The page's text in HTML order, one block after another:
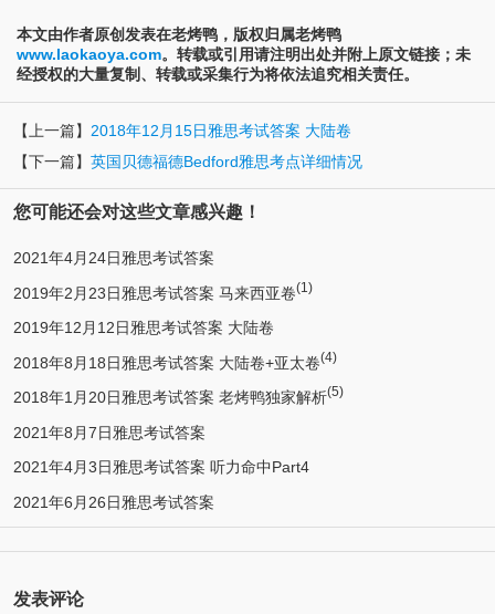
本文由作者原创发表在老烤鸭，版权归属老烤鸭
www.laokaoya.com。转载或引用请注明出处并附上原文链接；未
经授权的大量复制、转载或采集行为将依法追究相关责任。
【上一篇】 2018年12月15日雅思考试答案 大陆卷
【下一篇】 英国贝德福德Bedford雅思考点详细情况
您可能还会对这些文章感兴趣！
2021年4月24日雅思考试答案
2019年2月23日雅思考试答案 马来西亚卷(1)
2019年12月12日雅思考试答案 大陆卷
2018年8月18日雅思考试答案 大陆卷+亚太卷(4)
2018年1月20日雅思考试答案 老烤鸭独家解析(5)
2021年8月7日雅思考试答案
2021年4月3日雅思考试答案 听力命中Part4
2021年6月26日雅思考试答案
发表评论